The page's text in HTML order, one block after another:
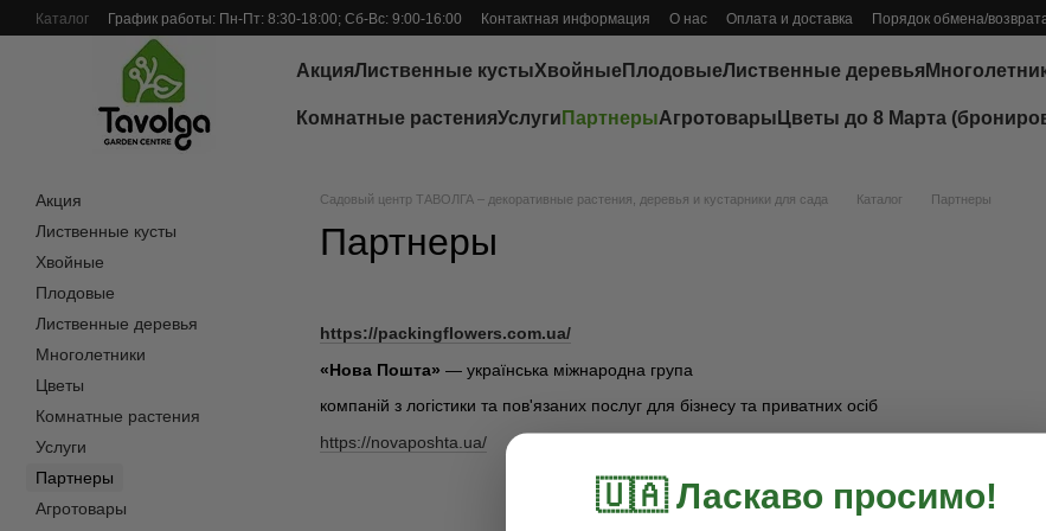
Перейти к основному контенту
Каталог График работы: Пн-Пт: 8:30-18:00; Сб-Вс: 9:00-16:00 Контактная информация О нас Оплата и доставка Порядок обмена/
Отзывы о магазине
АкцияЛиственные кустыХвойныеПлодовыеЛиственные деревья
Комнатные растенияУслуги ПартнерыАгротовары Цветы до 8 Марта
Садовый центр ТАВОЛГА – декоративные растения, деревья и кустарники для сада Каталог Партнеры
Партнеры
https://packingflowers.com.ua/
«Нова Пошта» — українська міжнародна група
компаній з логістики та пов'язаних послуг для бізнесу та приватних осіб
https://novaposhta.ua/
Акция
Лиственные кусты
Хвойные
Плодовые
Лиственные деревья
Многолетники
Цветы
Комнатные растения
Услуги
Партнеры
Агротовары
🇺🇦 Ласкаво просимо!